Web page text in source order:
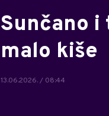
Sunčano i
malo kiše
13.06.2026. / 08:44